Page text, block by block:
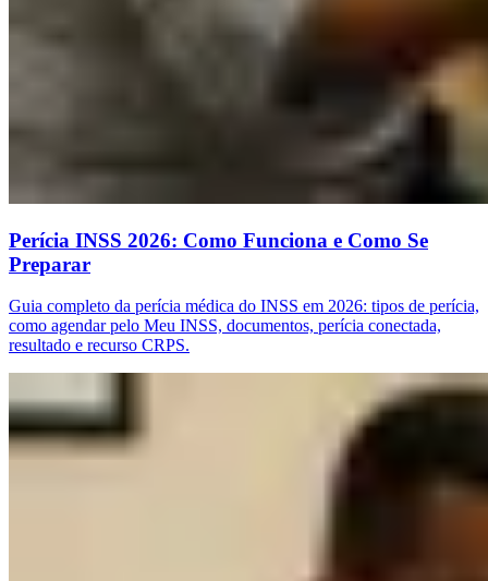
Perícia INSS 2026: Como Funciona e Como Se
Preparar
Guia completo da perícia médica do INSS em 2026: tipos de perícia,
como agendar pelo Meu INSS, documentos, perícia conectada,
resultado e recurso CRPS.